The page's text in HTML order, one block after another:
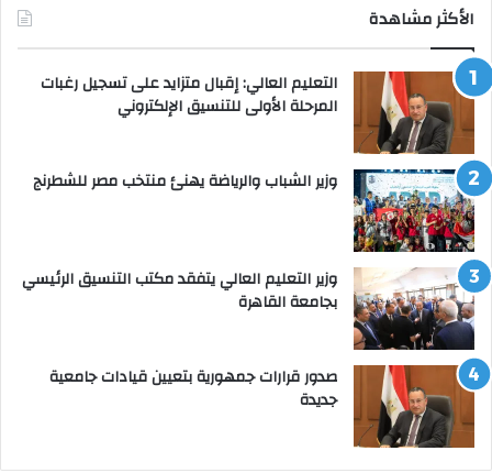
الأكثر مشاهدة
التعليم العالي: إقبال متزايد على تسجيل رغبات
المرحلة الأولى للتنسيق الإلكتروني
وزير الشباب والرياضة يهنئ منتخب مصر للشطرنج
وزير التعليم العالي يتفقد مكتب التنسيق الرئيسي
بجامعة القاهرة
صدور قرارات جمهورية بتعيين قيادات جامعية
جديدة